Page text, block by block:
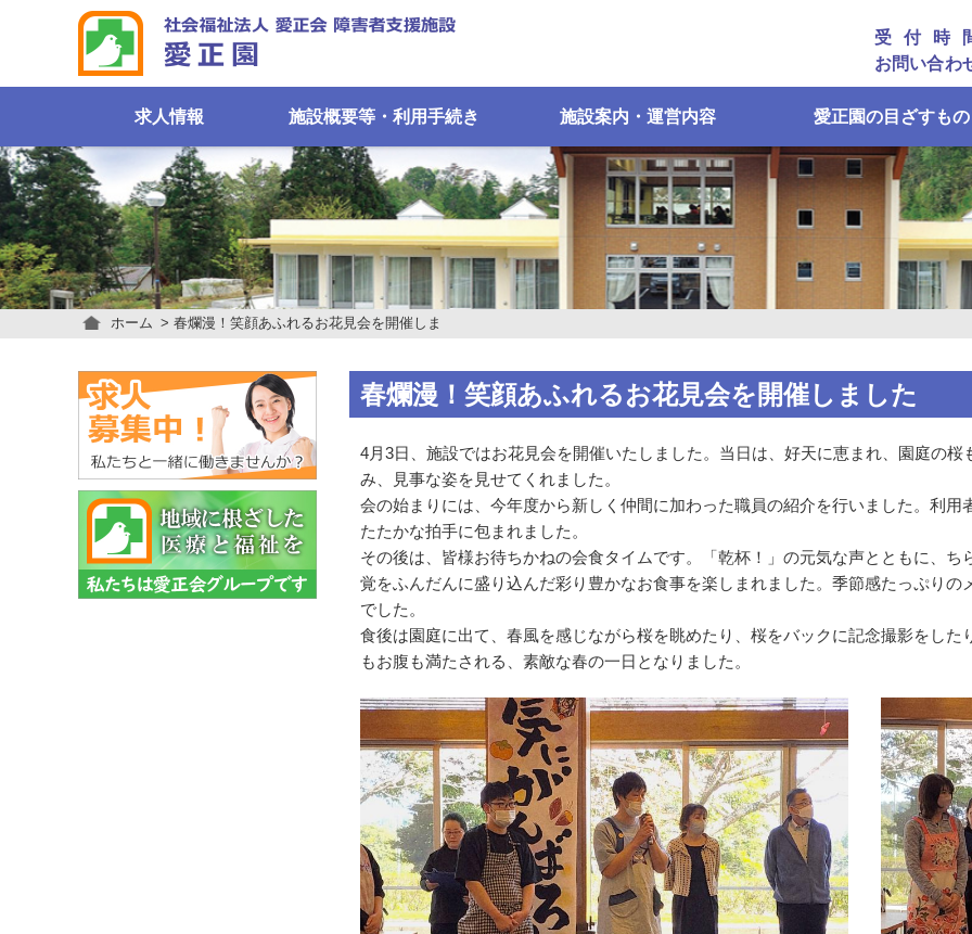
受付時
お問い合わ
求人情報 施設概要等・利用手続き 施設案内・運営内容 愛正園の目ざすもの
ホーム 春爛漫！笑顔あふれるお花見会を開催しました
春爛漫！笑顔あふれるお花見会を開催しました
4月3日、施設ではお花見会を開催いたしました。当日は、好天に恵まれ、園庭の
み、見事な姿を見せてくれました。
会の始まりには、今年度から新しく仲間に加わった職員の紹介を行いました。利
たたかな拍手に包まれました。
その後は、皆様お待ちかねの会食タイムです。「乾杯！」の元気な声とともに、
覚をふんだんに盛り込んだ彩り豊かなお食事を楽しまれました。季節感たっぷり
でした。
食後は園庭に出て、春風を感じながら桜を眺めたり、桜をバックに記念撮影をし
もお腹も満たされる、素敵な春の一日となりました。